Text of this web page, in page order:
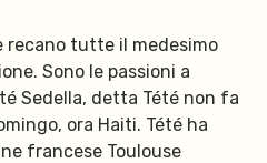
recano tutte il medesimo
Sono le passioni a
Sedella, detta Tété non fa
ora Haiti. Tété ha
francese Toulouse